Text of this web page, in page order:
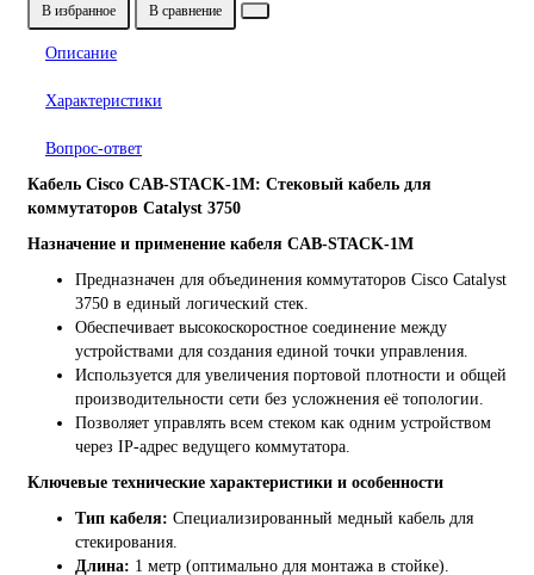
В избранное В сравнение
Описание
Характеристики
Вопрос-ответ
Кабель Cisco CAB-STACK-1M: Стековый кабель для
коммутаторов Catalyst 3750
Назначение и применение кабеля CAB-STACK-1M
Предназначен для объединения коммутаторов Cisco Catalyst
3750 в единый логический стек.
Обеспечивает высокоскоростное соединение между
устройствами для создания единой точки управления.
Используется для увеличения портовой плотности и общей
производительности сети без усложнения её топологии.
Позволяет управлять всем стеком как одним устройством
через IP-адрес ведущего коммутатора.
Ключевые технические характеристики и особенности
Тип кабеля: Специализированный медный кабель для
стекирования.
Длина: 1 метр (оптимально для монтажа в стойке).